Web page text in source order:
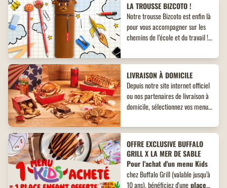
LA TROUSSE BIZCOTO !
Notre trousse Bizcoto est enfin là
pour vous accompagner sur les
chemins de l’école et du travail !
inédit à ne pas manquer !
LIVRAISON À DOMICILE
Depuis notre site internet officiel
ou nos partenaires de livraison à
domicile, sélectionnez vos menus,
desserts. Un large choix de plats
envies !
OFFRE EXCLUSIVE BUFFALO
GRILL X LA MER DE SABLE
Pour l'achat d'un menu Kids
chez Buffalo Grill (valable jusqu’à
10 ans), bénéficiez d'uneplace